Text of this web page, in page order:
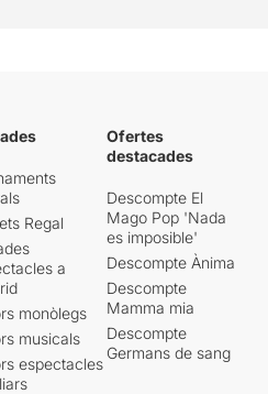
Regal
a
monòlegs
musicals
espectacles
Ofertes
destacades
Descompte El
Mago Pop 'Nada
es imposible'
Descompte Ànima
Descompte
Mamma mia
Descompte
Germans de sang